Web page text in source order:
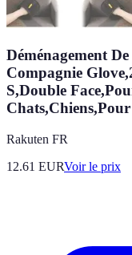
Déménagement
Compagnie
S,Double
Rakuten FR
12.61 EURVoir le prix